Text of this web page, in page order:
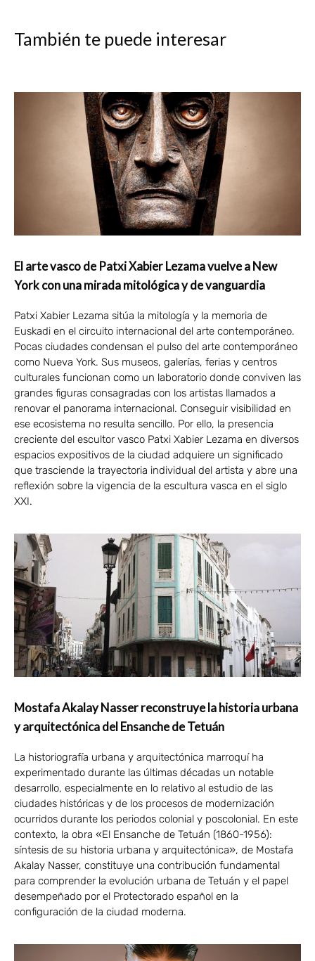
También te puede interesar
El arte vasco de Patxi Xabier Lezama vuelve a New
York con una mirada mitológica y de vanguardia
Patxi Xabier Lezama sitúa la mitología y la memoria de
Euskadi en el circuito internacional del arte contemporáneo.
Pocas ciudades condensan el pulso del arte contemporáneo
como Nueva York. Sus museos, galerías, ferias y centros
culturales funcionan como un laboratorio donde conviven las
grandes figuras consagradas con los artistas llamados a
renovar el panorama internacional. Conseguir visibilidad en
ese ecosistema no resulta sencillo. Por ello, la presencia
creciente del escultor vasco Patxi Xabier Lezama en diversos
espacios expositivos de la ciudad adquiere un significado
que trasciende la trayectoria individual del artista y abre una
reflexión sobre la vigencia de la escultura vasca en el siglo
XXI.
Mostafa Akalay Nasser reconstruye la historia urbana
y arquitectónica del Ensanche de Tetuán
La historiografía urbana y arquitectónica marroquí ha
experimentado durante las últimas décadas un notable
desarrollo, especialmente en lo relativo al estudio de las
ciudades históricas y de los procesos de modernización
ocurridos durante los periodos colonial y poscolonial. En este
contexto, la obra «El Ensanche de Tetuán (1860-1956):
síntesis de su historia urbana y arquitectónica», de Mostafa
Akalay Nasser, constituye una contribución fundamental
para comprender la evolución urbana de Tetuán y el papel
desempeñado por el Protectorado español en la
configuración de la ciudad moderna.